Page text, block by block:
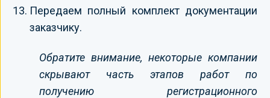
Передаем полный комплект документации
заказчику.
Обратите внимание, некоторые компании
скрывают часть этапов работ по
получению регистрационного